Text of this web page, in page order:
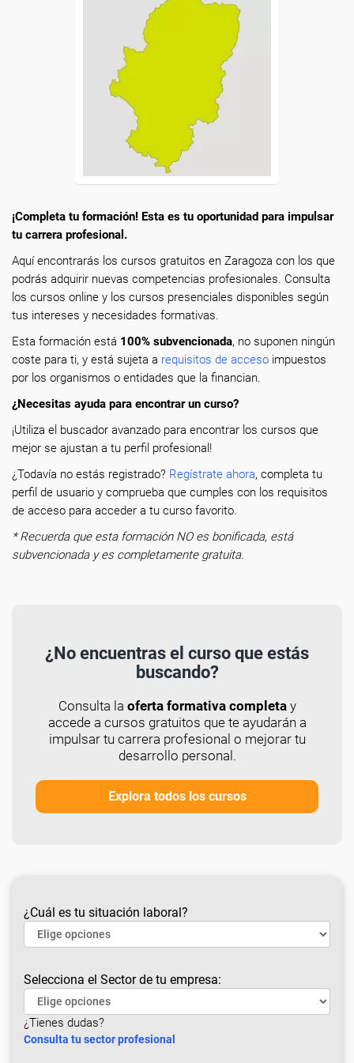
¡Completa tu formación! Esta es tu oportunidad para impulsar
tu carrera profesional.
Aquí encontrarás los cursos gratuitos en Zaragoza con los que
podrás adquirir nuevas competencias profesionales. Consulta
los cursos online y los cursos presenciales disponibles según
tus intereses y necesidades formativas.
Esta formación está 100% subvencionada, no suponen ningún
coste para ti, y está sujeta a requisitos de acceso impuestos
por los organismos o entidades que la financian.
¿Necesitas ayuda para encontrar un curso?
¡Utiliza el buscador avanzado para encontrar los cursos que
mejor se ajustan a tu perfil profesional!
¿Todavía no estás registrado? Regístrate ahora, completa tu
perfil de usuario y comprueba que cumples con los requisitos
de acceso para acceder a tu curso favorito.
* Recuerda que esta formación NO es bonificada, está
subvencionada y es completamente gratuita.
¿No encuentras el curso que estás
buscando?
Consulta la oferta formativa completay
accede a cursos gratuitos que te ayudarán a
impulsar tu carrera profesional o mejorar tu
desarrollo personal.
Explora todos los cursos
¿Cuál es tu situación laboral?
Selecciona el Sector de tu empresa:
¿Tienes dudas?
Consulta tu sector profesional